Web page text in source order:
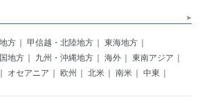
方 甲信越・北陸地方
東海地方
地方 九州・沖縄地方 海外
東南アジア
オセアニア 欧州 北米 南米
中東